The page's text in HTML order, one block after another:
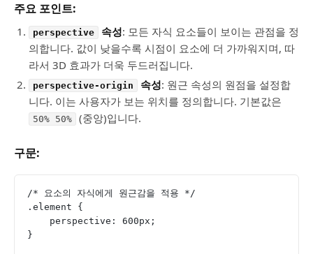
주요 포인트:
perspective 속성: 모든 자식 요소들이 보이는 관점을 정
의합니다. 값이 낮을수록 시점이 요소에 더 가까워지며, 따
라서 3D 효과가 더욱 두드러집니다.
perspective-origin 속성: 원근 속성의 원점을 설정합
니다. 이는 사용자가 보는 위치를 정의합니다. 기본값은
50% 50% (중앙)입니다.
구문:
/* 요소의 자식에게 원근감을 적용 */
.element {
    perspective: 600px;
}